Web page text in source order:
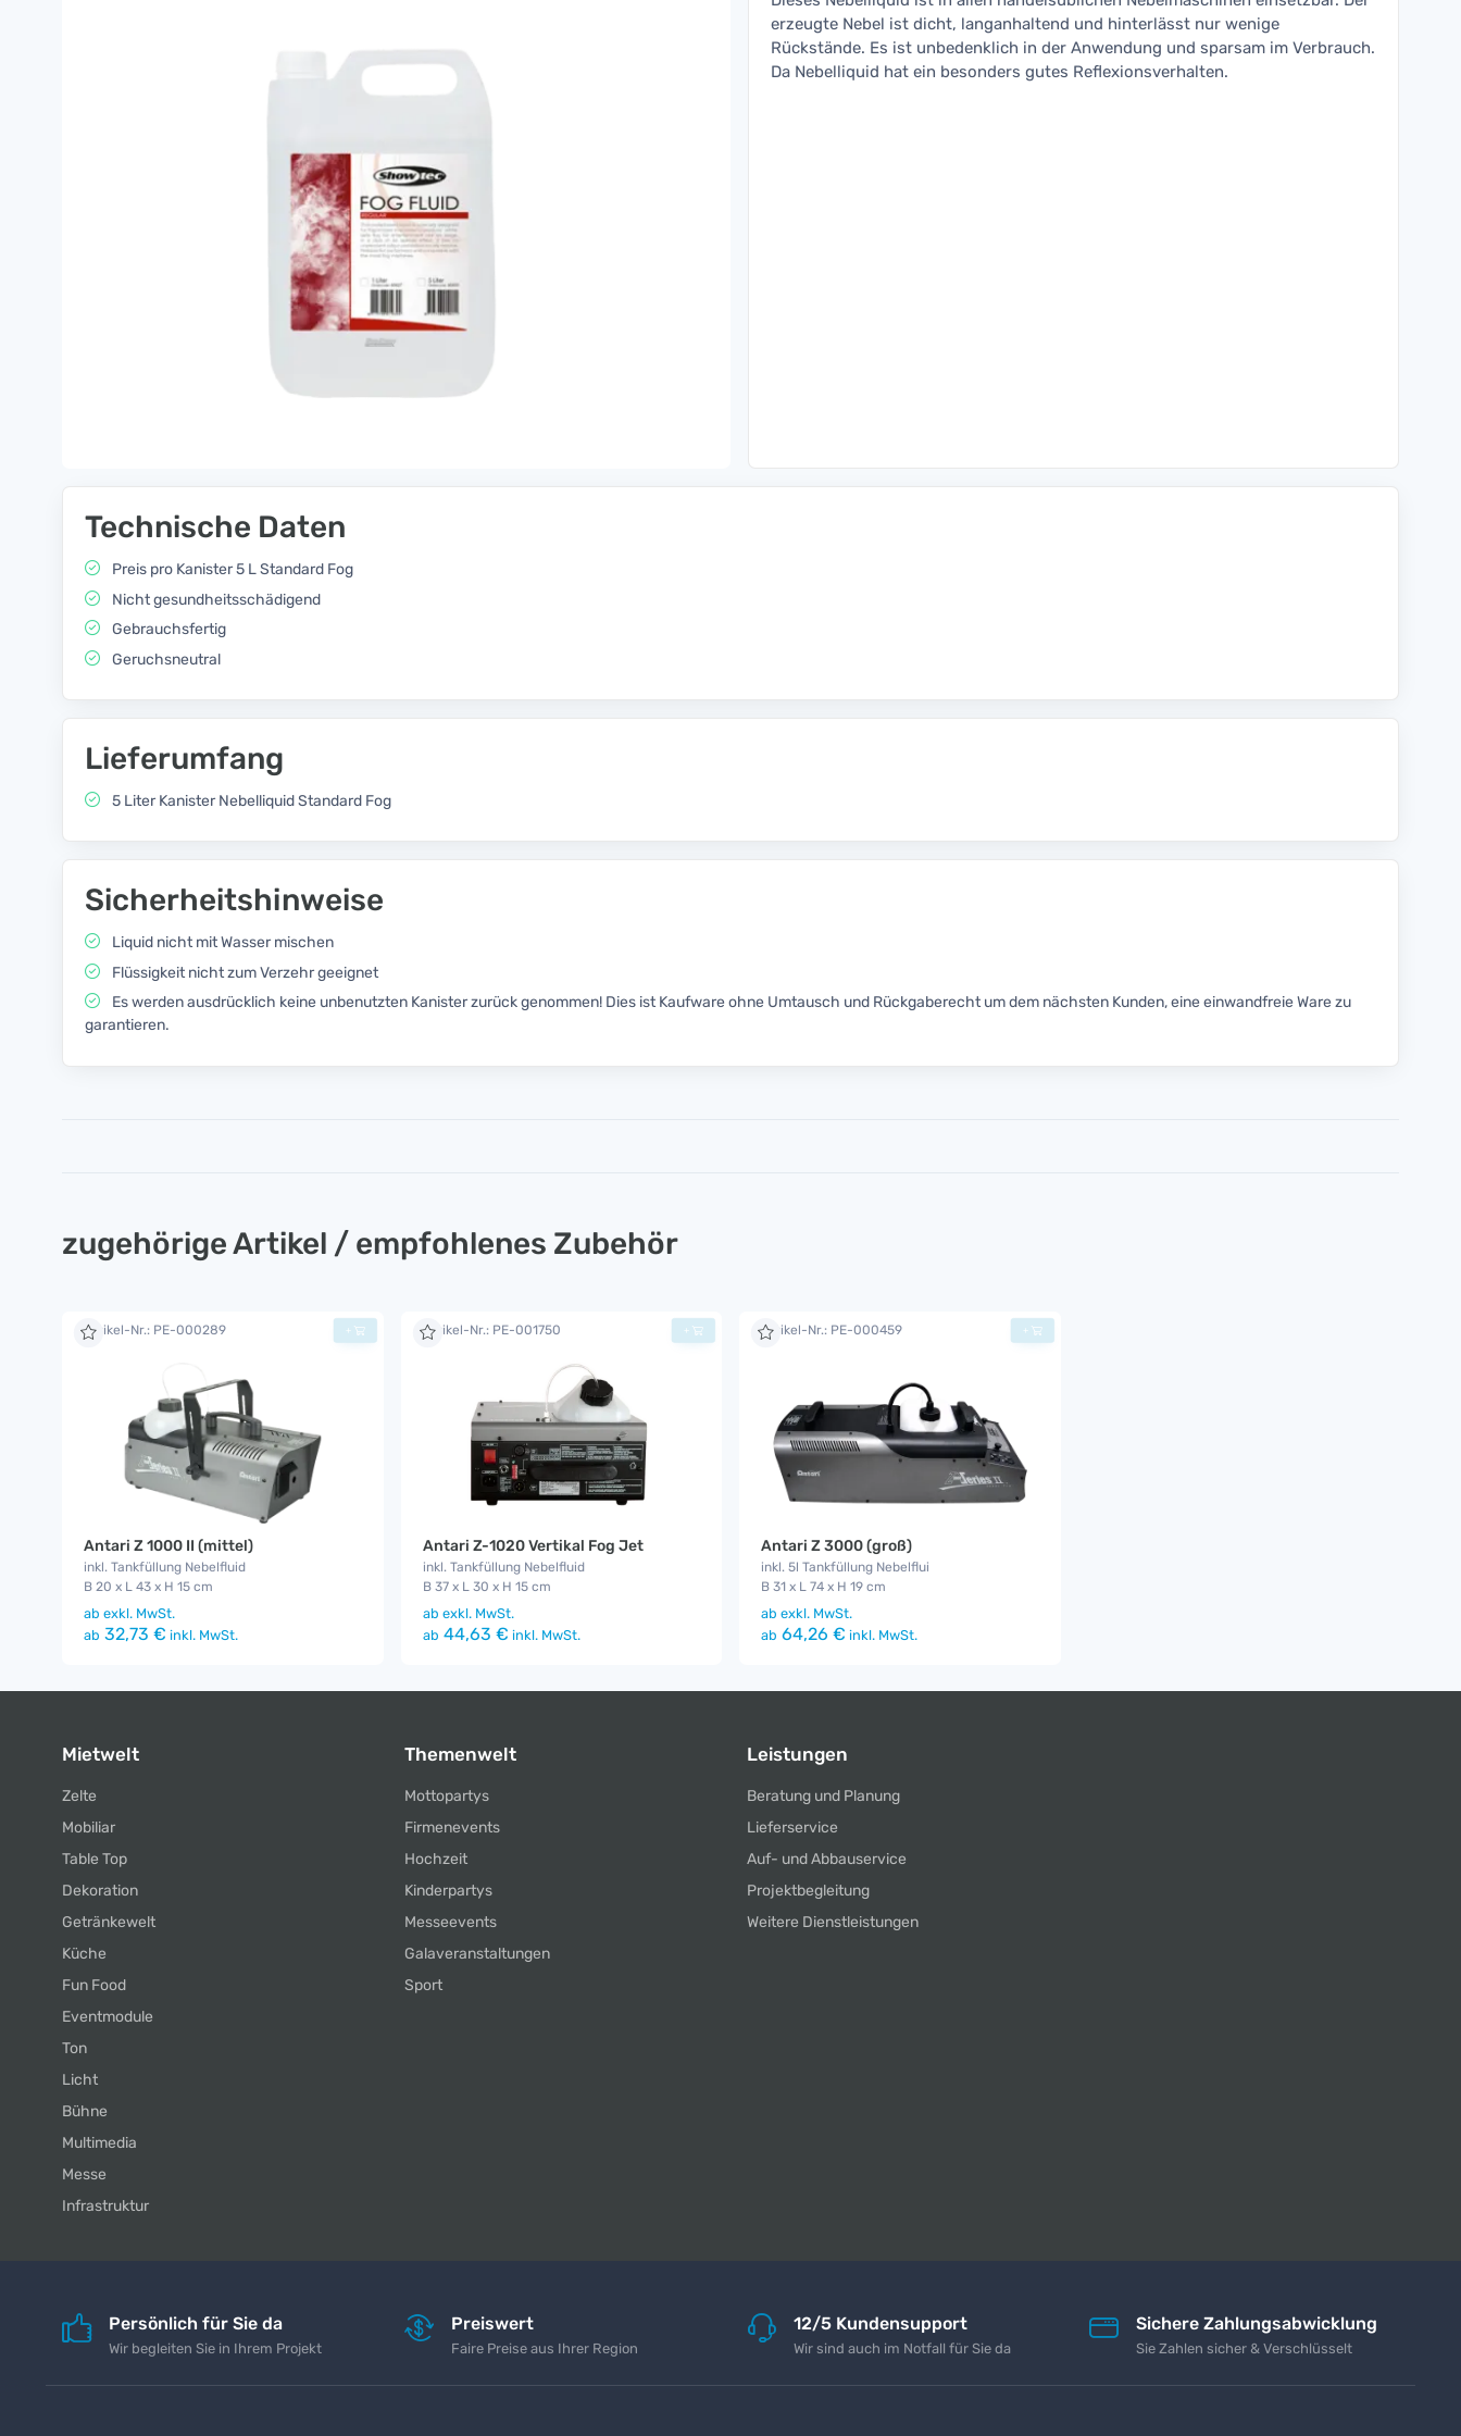
erzeugte Nebel ist dicht, langanhaltend und hinterlässt nur wenige
Rückstände. Es ist unbedenklich in der Anwendung und sparsam im Verbrauch.
Da Nebelliquid hat ein besonders gutes Reflexionsverhalten.
Technische Daten
Preis pro Kanister 5 L Standard Fog
Nicht gesundheitsschädigend
Gebrauchsfertig
Geruchsneutral
Lieferumfang
5 Liter Kanister Nebelliquid Standard Fog
Sicherheitshinweise
Liquid nicht mit Wasser mischen
Flüssigkeit nicht zum Verzehr geeignet
Es werden ausdrücklich keine unbenutzten Kanister zurück genommen! Dies ist Kaufware ohne Umtausch und Rückgaberecht um dem nächsten Kunden, eine einwandfreie Ware zu
garantieren.
zugehörige Artikel / empfohlenes Zubehör
Artikel-Nr.: PE-000289
Antari Z 1000 II (mittel)
inkl. Tankfüllung Nebelfluid
B 20 x L 43 x H 15 cm
ab exkl. MwSt.
ab 32,73 € inkl. MwSt.
+ Artikel-Nr.: PE-001750
Antari Z-1020 Vertikal Fog Jet
inkl. Tankfüllung Nebelfluid
B 37 x L 30 x H 15 cm
ab exkl. MwSt.
ab 44,63 € inkl. MwSt.
+ Artikel-Nr.: PE-000459
Antari Z 3000 (groß)
inkl. 5l Tankfüllung Nebelflui
B 31 x L 74 x H 19 cm
ab exkl. MwSt.
ab 64,26 € inkl. MwSt.
+
Mietwelt
Zelte
Mobiliar
Table Top
Dekoration
Getränkewelt
Küche
Fun Food
Eventmodule
Ton
Licht
Bühne
Multimedia
Messe
Infrastruktur
Themenwelt
Mottopartys
Firmenevents
Hochzeit
Kinderpartys
Messeevents
Galaveranstaltungen
Sport
Leistungen
Beratung und Planung
Lieferservice
Auf- und Abbauservice
Projektbegleitung
Weitere Dienstleistungen
Persönlich für Sie da
Wir begleiten Sie in Ihrem Projekt
Preiswert
Faire Preise aus Ihrer Region
12/5 Kundensupport
Wir sind auch im Notfall für Sie da
Sichere Zahlungsabwicklung
Sie Zahlen sicher & Verschlüsselt